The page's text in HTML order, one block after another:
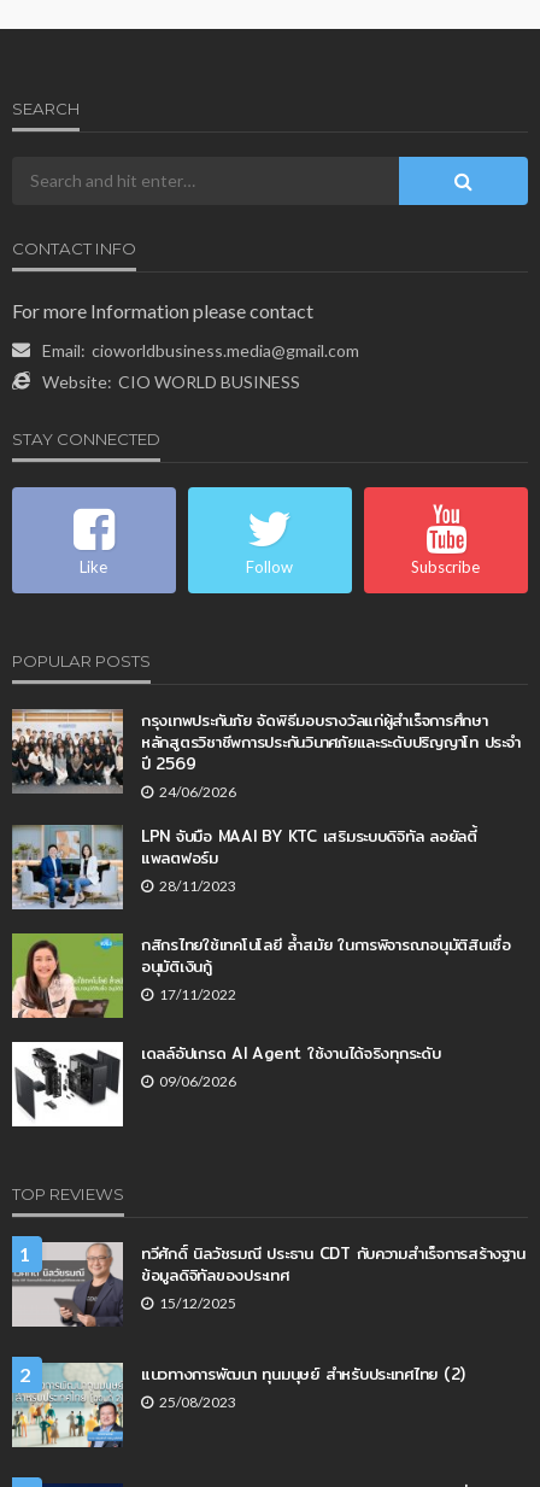
SEARCH
CONTACT INFO
For more Information please contact
Email: cioworldbusiness.media@gmail.com
Website: CIO WORLD BUSINESS
STAY CONNECTED
Like Follow Subscribe
POPULAR POSTS
กรุงเทพประกันภัย จัดพิธีมอบรางวัลแก่ผู้สำเร็จการศึกษา
หลักสูตรวิชาชีพการประกันวินาศภัยและระดับปริญญาโท ประจำ
ปี 2569
24/06/2026
LPN จับมือ MAAI BY KTC เสริมระบบดิจิทัล ลอยัลตี้
แพลตฟอร์ม
28/11/2023
กสิกรไทยใช้เทคโนโลยี ล้ำสมัย ในการพิจารณาอนุมัติสินเชื่อ
อนุมัติเงินกู้
17/11/2022
เดลล์อัปเกรด AI Agent ใช้งานได้จริงทุกระดับ
09/06/2026
TOP REVIEWS
1
ทวีศักดิ์ นิลวัชรมณี ประธาน CDT กับความสำเร็จการสร้างฐาน
ข้อมูลดิจิทัลของประเทศ
15/12/2025
2 แนวทางการพัฒนา ทุนมนุษย์ สำหรับประเทศไทย (2)
25/08/2023